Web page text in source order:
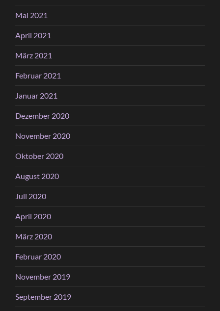
Mai 2021
April 2021
März 2021
Februar 2021
Januar 2021
Dezember 2020
November 2020
Oktober 2020
August 2020
Juli 2020
April 2020
März 2020
Februar 2020
November 2019
September 2019